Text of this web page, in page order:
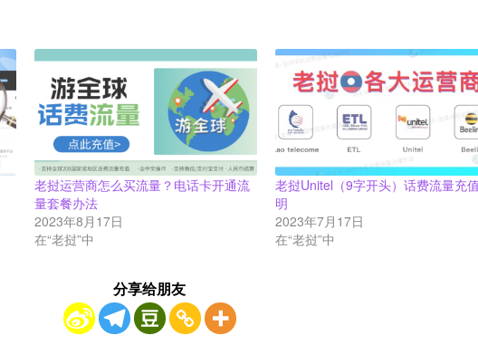
老挝运营商怎么买流量？电话卡开通流
量套餐办法
2023年8月17日
在“老挝”中
老挝Unitel（9字开头）话费流量充
明
2023年7月17日
在“老挝”中
分享给朋友